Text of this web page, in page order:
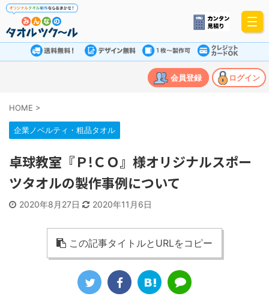
会員登録 ログイン
HOME >
企業ノベルティ・粗品タオル
卓球教室『Ｐ!ＣＯ』様オリジナルスポー
ツタオルの製作事例について
2020年8月27日 2020年11月6日
この記事タイトルとURLをコピー